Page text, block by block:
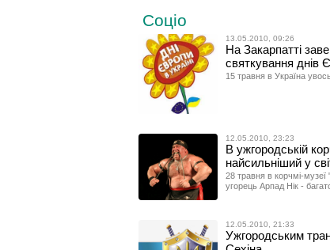
Соціо
13.05.2010, 09:26
На Закарпатті
святкування днів
15 травня в Україна
12.05.2010, 23:23
В ужгородській
найсильніший у
28 травня в корчмі-
угорець Арпад Нік -
12.05.2010, 21:33
Ужгородським